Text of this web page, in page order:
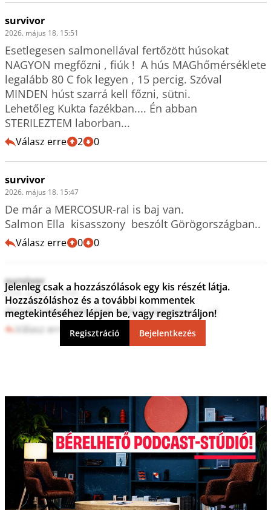
survivor
2026. május 18. 15:51
Esetlegesen salmonellával fertőzött húsokat
NAGYON megfőzni , fiúk !  A hús MAGhőmérséklete
legalább 80 C fok legyen , 15 percig. Szóval
MINDEN húst szarrá kell főzni, sütni.
Lehetőleg Kukta fazékban.... Én abban
STERILEZTEM laborban...
Válasz erre 2 0
survivor
2026. május 18. 15:47
De már a MERCOSUR-ral is baj van.
Salmon Ella  kisasszony  beszólt Görögországban..
Válasz erre 0 0
survivor
2026. május 18. 15:45
Annál hamarabb esik szét a Zejjjúúúú... :-)
Válasz erre 1 0
Jelenleg csak a hozzászólások egy kis részét látja.
Hozzászóláshoz és a további kommentek
megtekintéséhez lépjen be, vagy regisztráljon!
Regisztráció Bejelentkezés